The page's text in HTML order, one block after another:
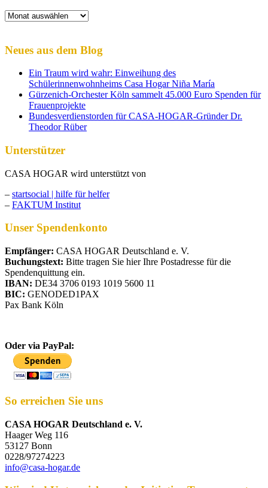
Archiv
Neues aus dem Blog
Ein Traum wird wahr: Einweihung des
Schülerinnenwohnheims Casa Hogar Niña María
Gürzenich-Orchester Köln sammelt 45.000 Euro Spenden für
Frauenprojekte
Bundesverdienstorden für CASA-HOGAR-Gründer Dr.
Theodor Rüber
Unterstützer
CASA HOGAR wird unterstützt von
– startsocial | hilfe für helfer
– FAKTUM Institut
Unser Spendenkonto
Empfänger: CASA HOGAR Deutschland e. V.
Buchungstext: Bitte tragen Sie hier Ihre Postadresse für die
Spendenquittung ein.
IBAN: DE34 3706 0193 1019 5600 11
BIC: GENODED1PAX
Pax Bank Köln
Oder via PayPal:
So erreichen Sie uns
CASA HOGAR Deutschland e. V.
Haager Weg 116
53127 Bonn
0228/97274223
info@casa-hogar.de